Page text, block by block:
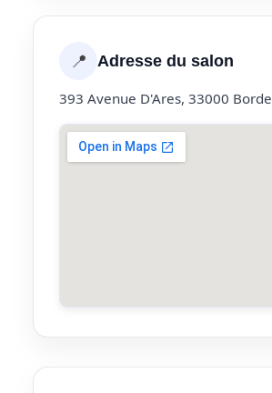
📍 Adresse du salon
393 Avenue D'Ares, 33000